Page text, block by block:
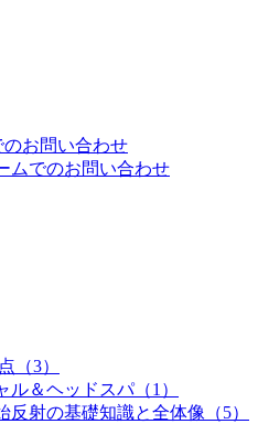
お問い合わせ
ムでのお問い合わせ
（3）
＆ヘッドスパ（1）
反射の基礎知識と全体像（5）